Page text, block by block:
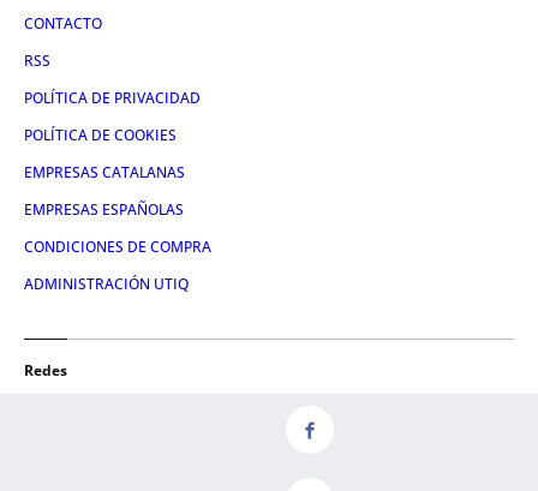
CONTACTO
RSS
POLÍTICA DE PRIVACIDAD
POLÍTICA DE COOKIES
EMPRESAS CATALANAS
EMPRESAS ESPAÑOLAS
CONDICIONES DE COMPRA
ADMINISTRACIÓN UTIQ
Redes